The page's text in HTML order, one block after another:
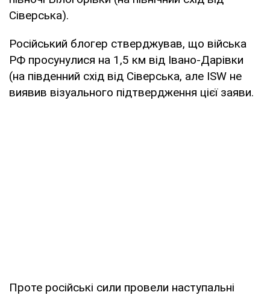
Сіверська).
Російський блогер стверджував, що війська
РФ просунулися на 1,5 км від Івано-Дарівки
(на південний схід від Сіверська, але ISW не
виявив візуального підтвердження цієї заяви.
Проте російські сили провели наступальні